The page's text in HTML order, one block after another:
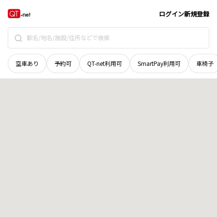
ログイン新規登録
空車あり 予約可 QT-net利用可 SmartPay利用可 車椅子
鳥取県